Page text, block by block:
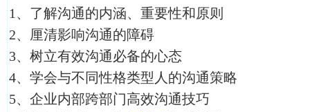
1、了解沟通的内涵、重要性和原则
2、厘清影响沟通的障碍
3、树立有效沟通必备的心态
4、学会与不同性格类型人的沟通策略
5、企业内部跨部门高效沟通技巧